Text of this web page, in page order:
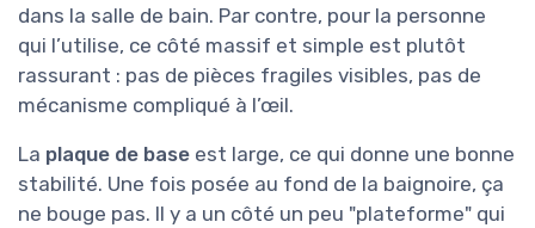
dans la salle de bain. Par contre, pour la personne
qui l’utilise, ce côté massif et simple est plutôt
rassurant : pas de pièces fragiles visibles, pas de
mécanisme compliqué à l’œil.
La plaque de base est large, ce qui donne une bonne
stabilité. Une fois posée au fond de la baignoire, ça
ne bouge pas. Il y a un côté un peu "plateforme" qui